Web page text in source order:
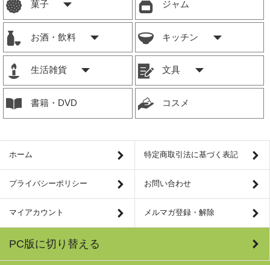
菓子 ジャム
お酒・飲料 キッチン
生活雑貨 文具
書籍・DVD コスメ
ホーム 特定商取引法に基づく表記
プライバシーポリシー お問い合わせ
マイアカウント メルマガ登録・解除
PC版に切り替える